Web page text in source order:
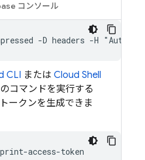
コンソール
-D headers -H
CLI または Cloud Shell
コマンドを実行する
ークンを生成できま